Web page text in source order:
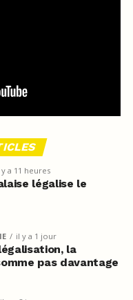
y a 11 heures
légalise le
il y a 1 jour
la
pas davantage